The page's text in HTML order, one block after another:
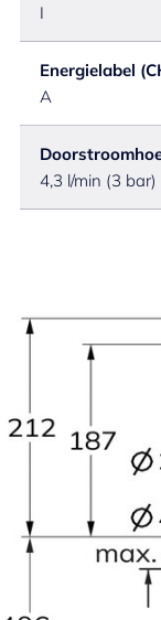
I
Energielabel
A
4,3 l/min (3 bar)